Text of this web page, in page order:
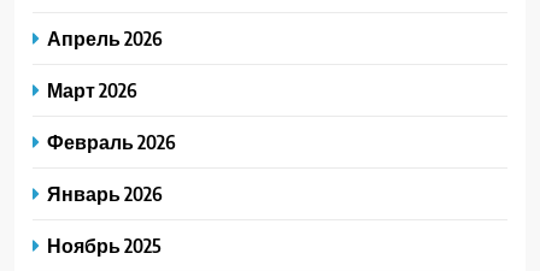
Апрель 2026
Март 2026
Февраль 2026
Январь 2026
Ноябрь 2025